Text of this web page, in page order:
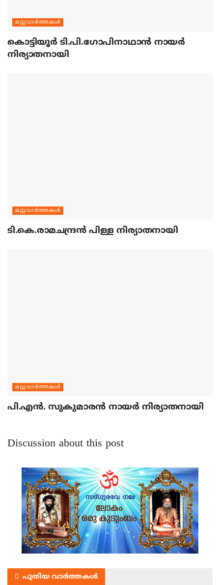
മറ്റുവാര്‍ത്തകള്‍
കൊട്ടിയൂര്‍ ടി.പി.ഗോപിനാഥാന്‍ നായര്‍
നിര്യാതനായി
മറ്റുവാര്‍ത്തകള്‍
ടി.കെ.രാമചന്ദ്രന്‍ പിള്ള നിര്യാതനായി
മറ്റുവാര്‍ത്തകള്‍
പി.എന്‍. സുകുമാരന്‍ നായര്‍ നിര്യാതനായി
Discussion about this post
പുതിയ വാർത്തകൾ